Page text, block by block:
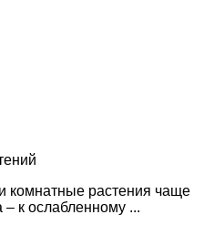
комнатные растения чаще
к ослабленному ...